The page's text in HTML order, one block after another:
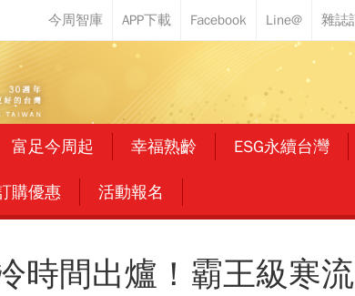
富足今周起 幸福熟齡 ESG永續台灣
購優惠 活動報名
時間出爐！霸王級寒流